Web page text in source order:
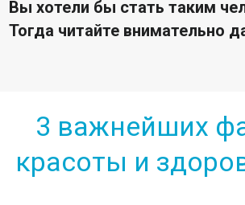
Вы хотели бы стать таким
Тогда читайте внимательно
3 важнейших
красоты и